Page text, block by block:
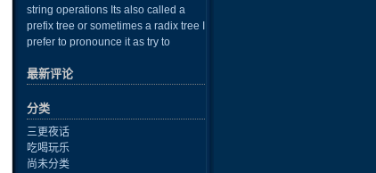
string operations Its also called a
prefix tree or sometimes a radix tree I
prefer to pronounce it as try to
最新评论
分类
三更夜话
吃喝玩乐
尚未分类